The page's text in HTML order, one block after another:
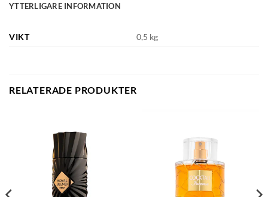
YTTERLIGARE INFORMATION
VIKT 0,5 kg
RELATERADE PRODUKTER